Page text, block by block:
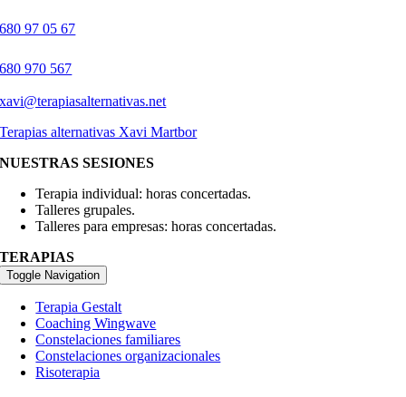
680 97 05 67
680 970 567
xavi@terapiasalternativas.net
Terapias alternativas Xavi Martbor
NUESTRAS SESIONES
Terapia individual: horas concertadas.
Talleres grupales.
Talleres para empresas: horas concertadas.
TERAPIAS
Toggle Navigation
Terapia Gestalt
Coaching Wingwave
Constelaciones familiares
Constelaciones organizacionales
Risoterapia